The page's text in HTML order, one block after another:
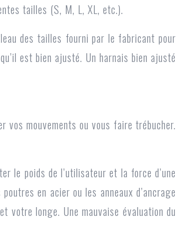
tailles (S, M, L, XL, etc.).
des tailles fourni par le fabricant pour
est bien ajusté. Un harnais bien ajusté
vos mouvements ou vous faire trébucher.
le poids de l’utilisateur et la force d’une
en acier ou les anneaux d’ancrage
votre longe. Une mauvaise évaluation du